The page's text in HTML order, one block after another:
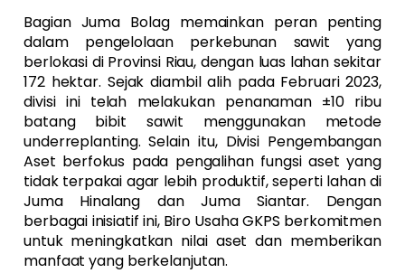
Bagian Juma Bolag memainkan peran penting
dalam pengelolaan perkebunan sawit yang
berlokasi di Provinsi Riau, dengan luas lahan sekitar
172 hektar. Sejak diambil alih pada Februari 2023,
divisi ini telah melakukan penanaman ±10 ribu
batang bibit sawit menggunakan metode
underreplanting. Selain itu, Divisi Pengembangan
Aset berfokus pada pengalihan fungsi aset yang
tidak terpakai agar lebih produktif, seperti lahan di
Juma Hinalang dan Juma Siantar. Dengan
berbagai inisiatif ini, Biro Usaha GKPS berkomitmen
untuk meningkatkan nilai aset dan memberikan
manfaat yang berkelanjutan.